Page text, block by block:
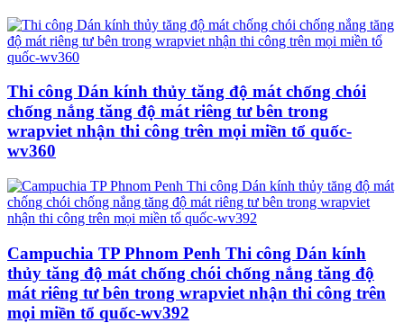
Thi công Dán kính thủy tăng độ mát chống chói
chống nắng tăng độ mát riêng tư bên trong
wrapviet nhận thi công trên mọi miền tổ quốc-
wv360
Campuchia TP Phnom Penh Thi công Dán kính
thủy tăng độ mát chống chói chống nắng tăng độ
mát riêng tư bên trong wrapviet nhận thi công trên
mọi miền tổ quốc-wv392